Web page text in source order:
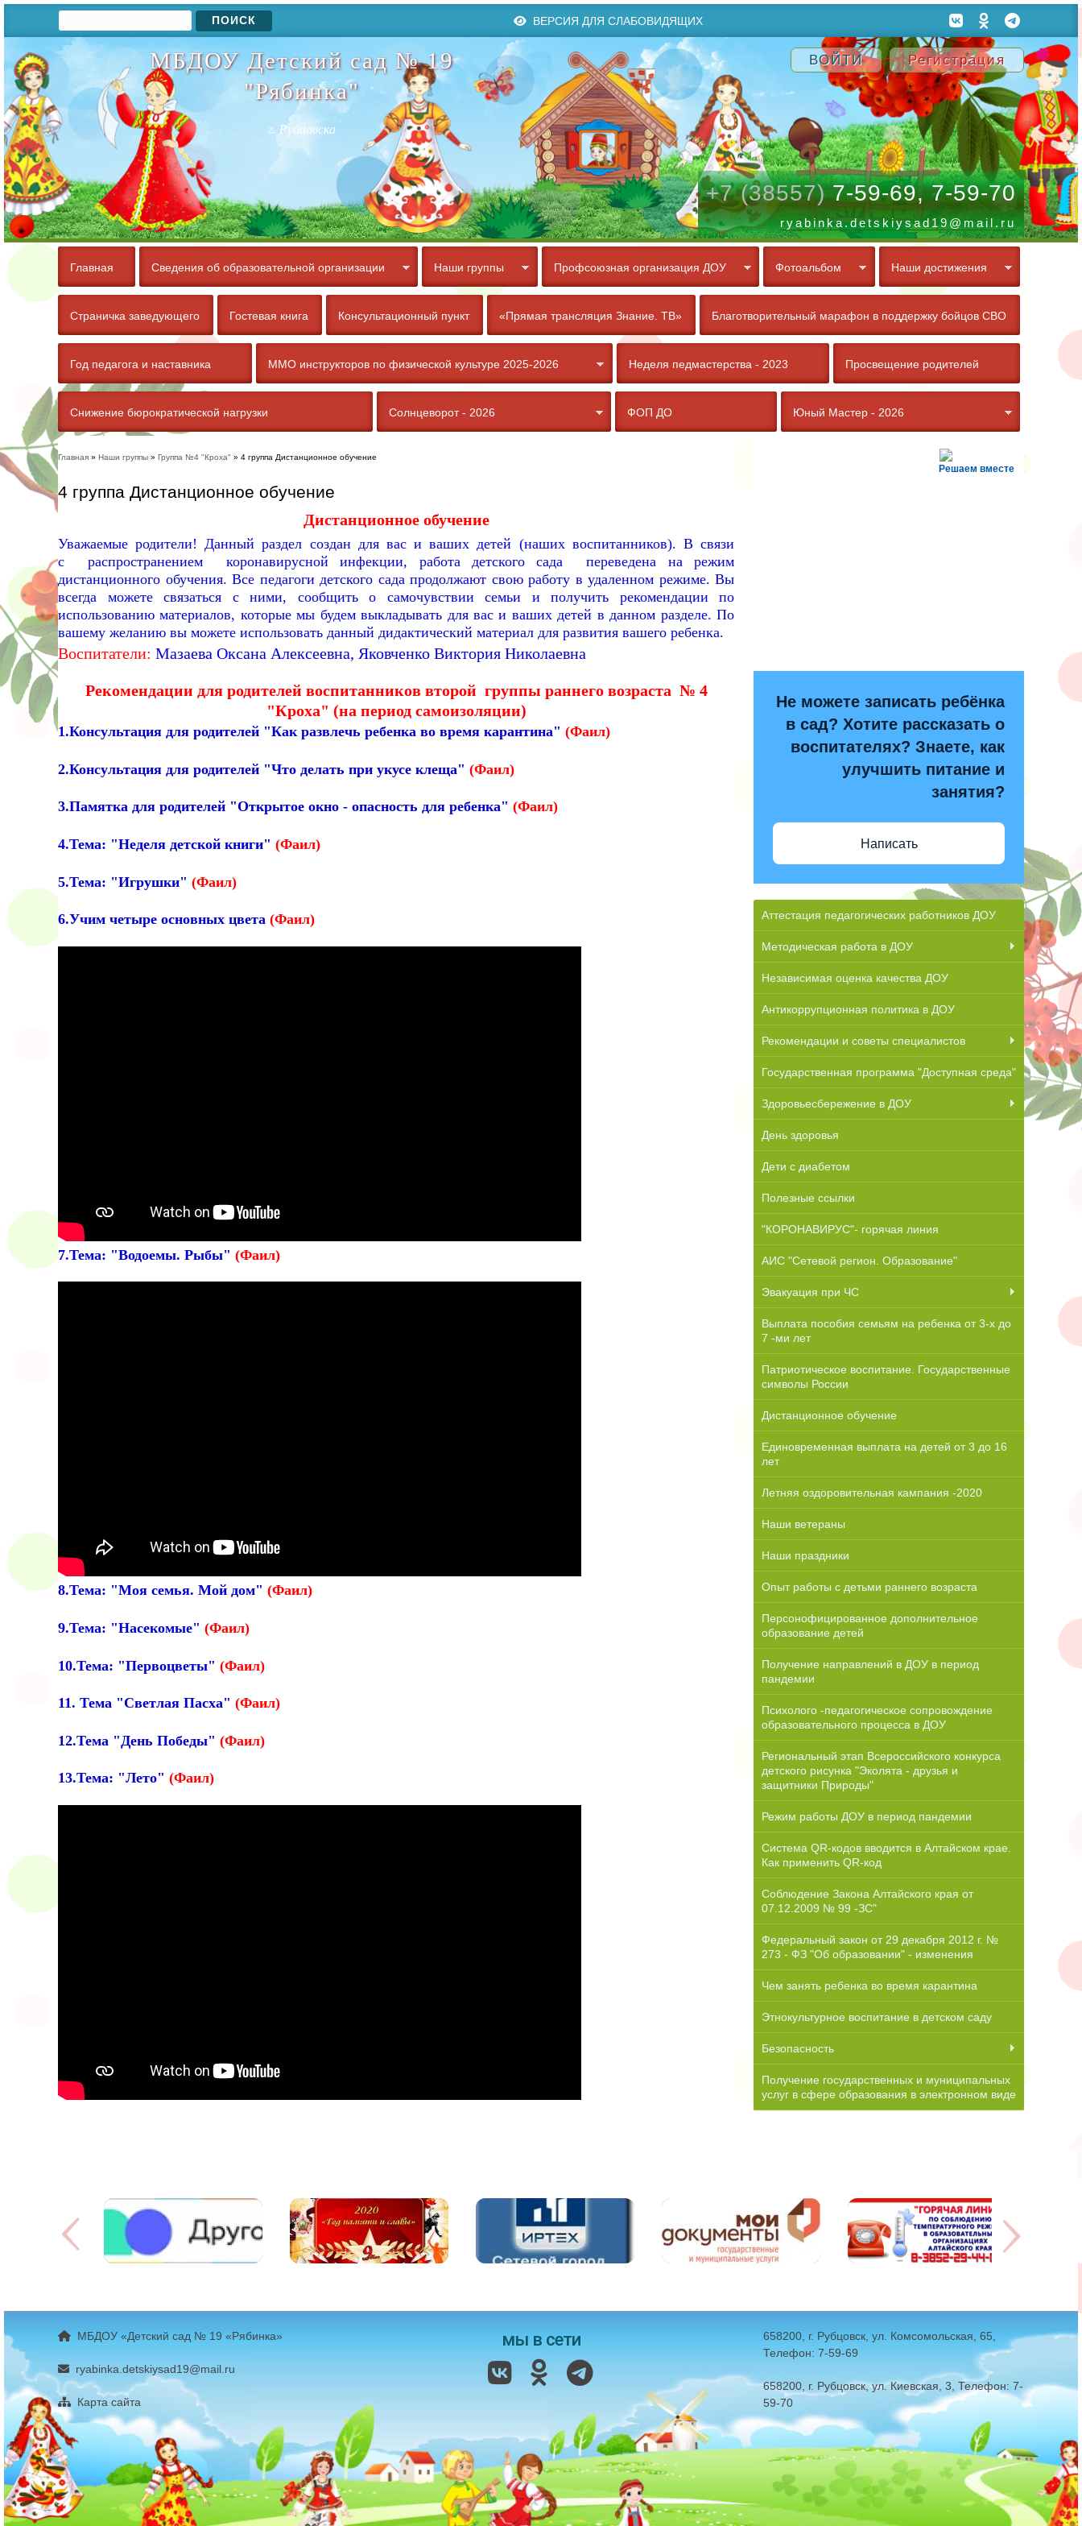
Форма поиска
ВЕРСИЯ ДЛЯ СЛАБОВИДЯЩИХ
МБДОУ Детский сад № 19
"Рябинка"
г. Рубцовска
ВОЙТИ Регистрация
+7 (38557)7-59-69, 7-59-70
ryabinka.detskiysad19@mail.ru
Главная Сведения об образовательной организации Наши группы Профсоюзная организация ДОУ Фотоальбом Наши достижения
Страничка заведующего Гостевая книга Консультационный пункт «Прямая трансляция Знание. ТВ» Благотворительный марафон в поддержку бойцов СВО
Год педагога и наставника ММО инструкторов по физической культуре 2025-2026 Неделя педмастерства - 2023 Просвещение родителей
Снижение бюрократической нагрузки Солнцеворот - 2026 ФОП ДО Юный Мастер - 2026
Решаем вместе
Не можете записать ребёнка
в сад? Хотите рассказать о
воспитателях? Знаете, как
улучшить питание и
занятия?
Написать
Аттестация педагогических работников ДОУ
Методическая работа в ДОУ
Независимая оценка качества ДОУ
Антикоррупционная политика в ДОУ
Рекомендации и советы специалистов
Государственная программа "Доступная среда"
Здоровьесбережение в ДОУ
День здоровья
Дети с диабетом
Полезные ссылки
"КОРОНАВИРУС"- горячая линия
АИС "Сетевой регион. Образование"
Эвакуация при ЧС
Выплата пособия семьям на ребенка от 3-х до
7 -ми лет
Патриотическое воспитание. Государственные
символы России
Дистанционное обучение
Единовременная выплата на детей от 3 до 16
лет
Летняя оздоровительная кампания -2020
Наши ветераны
Наши праздники
Опыт работы с детьми раннего возраста
Персонофицированное дополнительное
образование детей
Получение направлений в ДОУ в период
пандемии
Психолого -педагогическое сопровождение
образовательного процесса в ДОУ
Региональный этап Всероссийского конкурса
детского рисунка "Эколята - друзья и
защитники Природы"
Режим работы ДОУ в период пандемии
Система QR-кодов вводится в Алтайском крае.
Как применить QR-код
Соблюдение Закона Алтайского края от
07.12.2009 № 99 -ЗС"
Федеральный закон от 29 декабря 2012 г. №
273 - ФЗ "Об образовании" - изменения
Чем занять ребенка во время карантина
Этнокультурное воспитание в детском саду
Безопасность
Получение государственных и муниципальных
услуг в сфере образования в электронном виде
Главная » Наши группы » Группа №4 "Кроха" » 4 группа Дистанционное обучение
4 группа Дистанционное обучение
Дистанционное обучение
Уважаемые родители! Данный раздел создан для вас и ваших детей (наших воспитанников). В связи
с распространением коронавирусной инфекции, работа детского сада переведена на режим
дистанционного обучения. Все педагоги детского сада продолжают свою работу в удаленном режиме. Вы
всегда можете связаться с ними, сообщить о самочувствии семьи и получить рекомендации по
использованию материалов, которые мы будем выкладывать для вас и ваших детей в данном разделе. По
вашему желанию вы можете использовать данный дидактический материал для развития вашего ребенка.
Воспитатели: Мазаева Оксана Алексеевна, Яковченко Виктория Николаевна
Рекомендации для родителей воспитанников второй группы раннего возраста № 4
"Кроха" (на период самоизоляции)
1.Консультация для родителей "Как развлечь ребенка во время карантина" (Фаил)
2.Консультация для родителей "Что делать при укусе клеща" (Фаил)
3.Памятка для родителей "Открытое окно - опасность для ребенка" (Фаил)
4.Тема: "Неделя детской книги" (Фаил)
5.Тема: "Игрушки" (Фаил)
6.Учим четыре основных цвета (Фаил)
7.Тема: "Водоемы. Рыбы" (Фаил)
8.Тема: "Моя семья. Мой дом" (Фаил)
9.Тема: "Насекомые" (Фаил)
10.Тема: "Первоцветы" (Фаил)
11. Тема "Светлая Пасха" (Фаил)
12.Тема "День Победы" (Фаил)
13.Тема: "Лето" (Фаил)
МБДОУ «Детский сад № 19 «Рябинка»
ryabinka.detskiysad19@mail.ru
Карта сайта
мы в сети
658200, г. Рубцовск, ул. Комсомольская, 65,
Телефон: 7-59-69
658200, г. Рубцовск, ул. Киевская, 3, Телефон: 7-
59-70